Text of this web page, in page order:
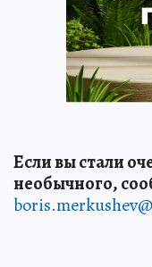
Если вы стали
необычного,